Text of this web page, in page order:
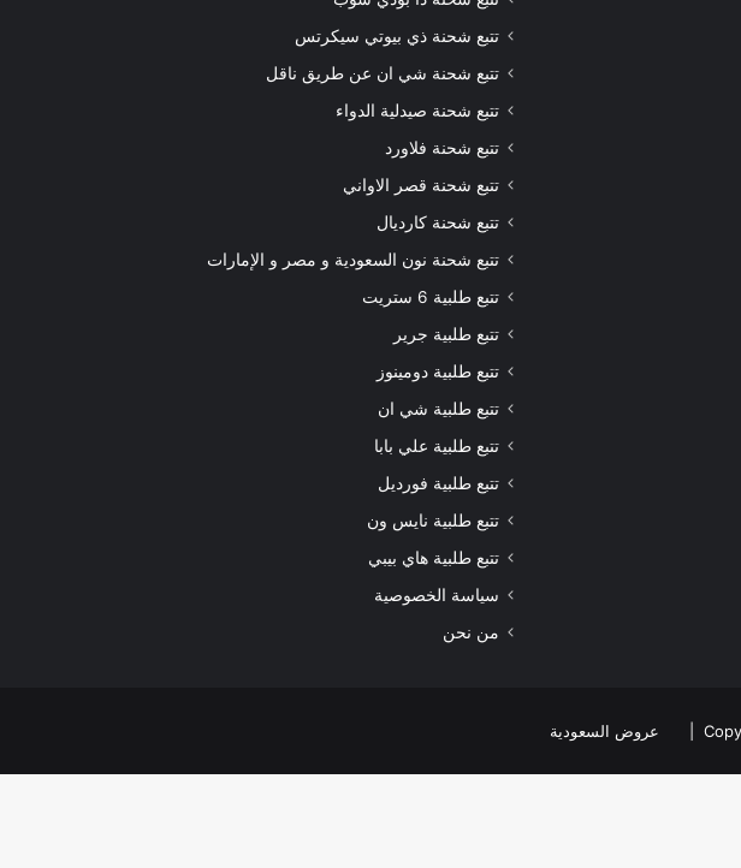
تتبع شحنة ذي بيوتي سيكرتس
تتبع شحنة شي ان عن طريق ناقل
تتبع شحنة صيدلية الدواء
تتبع شحنة فلاورد
تتبع شحنة قصر الاواني
تتبع شحنة كارديال
تتبع شحنة نون السعودية و مصر و الإمارات
تتبع طلبية 6 ستريت
تتبع طلبية جرير
تتبع طلبية دومينوز
تتبع طلبية شي ان
تتبع طلبية علي بابا
تتبع طلبية فورديل
تتبع طلبية نايس ون
تتبع طلبية هاي بيبي
سياسة الخصوصية
من نحن
عروض السعودية